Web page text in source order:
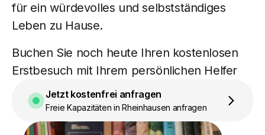
für ein würdevolles und selbstständiges
Leben zu Hause.
Buchen Sie noch heute Ihren kostenlosen
Erstbesuch mit Ihrem persönlichen Helfer
Jetzt kostenfrei anfragen
Freie Kapazitäten in Rheinhausen anfragen